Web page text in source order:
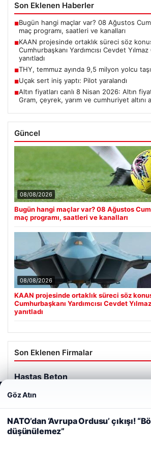
Son Eklenen Haberler
■Bugün hangi maçlar var? 08 Ağustos
maç programı, saatleri ve kanalları
■KAAN projesinde ortaklık süreci söz
Cumhurbaşkanı Yardımcısı Cevdet
yanıtladı
■THY, temmuz ayında 9,5 milyon yolcu
■Uçak sert iniş yaptı: Pilot yaralandı
■Altın fiyatları canlı 8 Nisan 2026: Altın
Gram, çeyrek, yarım ve cumhuriyet altını
Güncel
08/08/2026
Bugün hangi maçlar var? 08 Ağustos
maç programı, saatleri ve kanalları
08/08/2026
KAAN projesinde ortaklık süreci söz
Cumhurbaşkanı Yardımcısı Cevdet
yanıtladı
Son Eklenen Firmalar
Hastaş Beton
Web sitemizi nasıl kullandığınızı daha iyi
deneyiminizi kişiselleştirmek ve
kullanıyoruz.Çerez Politikamız
Reddet
Göz Atın
NATO’dan ‘Avrupa Ordusu’ çıkışı!
düşünülemez”